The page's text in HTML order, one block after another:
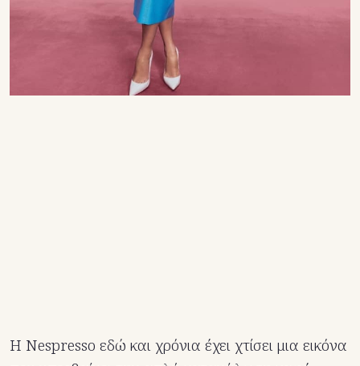
Η Nespresso εδώ και χρόνια έχει χτίσει μια εικόνα